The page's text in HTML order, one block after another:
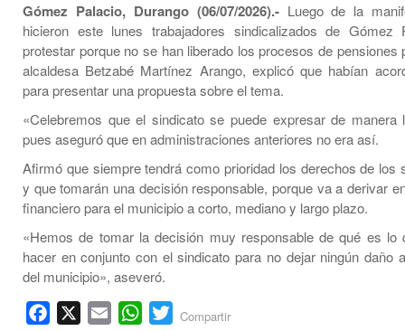
Gómez Palacio, Durango (06/07/2026).-Luego de la
hicieron este lunes trabajadores sindicalizados de Gómez
protestar porque no se han liberado los procesos de pensiones
alcaldesa Betzabé Martínez Arango, explicó que habían
para presentar una propuesta sobre el tema.
«Celebremos que el sindicato se puede expresar de manera
pues aseguró que en administraciones anteriores no era así.
Afirmó que siempre tendrá como prioridad los derechos de los
y que tomarán una decisión responsable, porque va a derivar
financiero para el municipio a corto, mediano y largo plazo.
«Hemos de tomar la decisión muy responsable de qué es lo
hacer en conjunto con el sindicato para no dejar ningún daño
del municipio», aseveró.
Facebook Email WhatsApp
Twitter
Compartir